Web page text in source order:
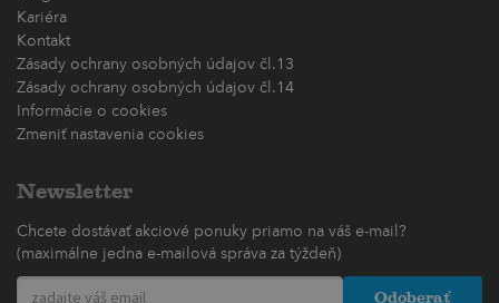
Kariéra
Kontakt
Zásady ochrany osobných údajov čl.13
Zásady ochrany osobných údajov čl.14
Informácie o cookies
Zmeniť nastavenia cookies
Newsletter
Chcete dostávať akciové ponuky priamo na váš e-mail?
(maximálne jedna e-mailová správa za týždeň)
Odoberať